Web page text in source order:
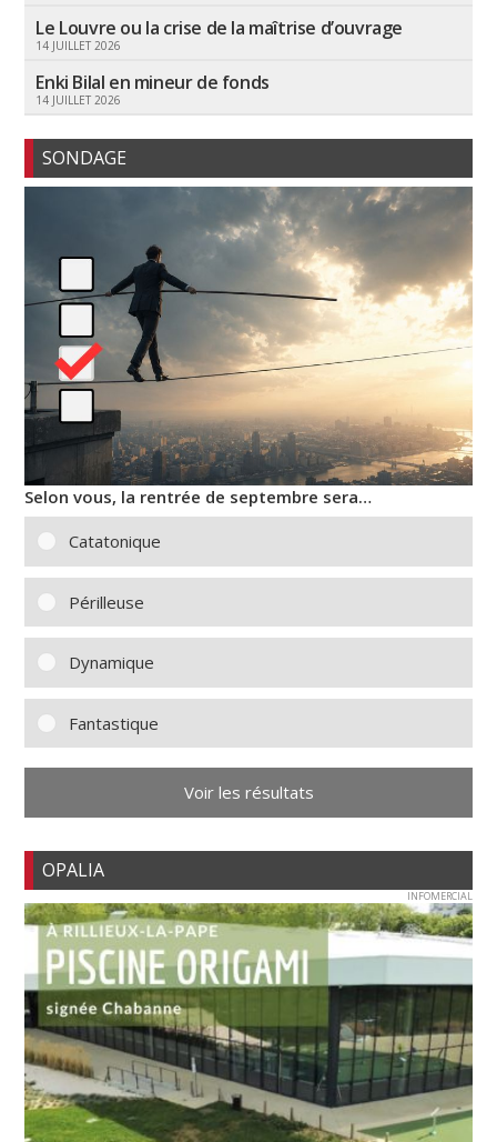
Le Louvre ou la crise de la maîtrise d’ouvrage
14 JUILLET 2026
Enki Bilal en mineur de fonds
14 JUILLET 2026
SONDAGE
Selon vous, la rentrée de septembre sera…
Catatonique
Périlleuse
Dynamique
Fantastique
Voir les résultats
OPALIA
INFOMERCIAL